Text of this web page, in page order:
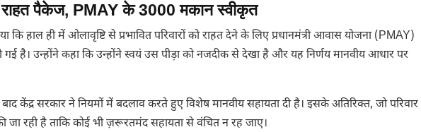
राहत पैकेज, PMAY के 3000 मकान स्वीकृत
हाल ही में ओलावृष्टि से प्रभावित परिवारों को राहत देने के लिए प्रधानमंत्री आवास योजना (PMAY)
है। उन्होंने कहा कि उन्होंने स्वयं उस पीड़ा को नजदीक से देखा है और यह निर्णय मानवीय आधार पर
केंद्र सरकार ने नियमों में बदलाव करते हुए विशेष मानवीय सहायता दी है। इसके अतिरिक्त, जो परिवार
जा रही है ताकि कोई भी ज़रूरतमंद सहायता से वंचित न रह जाए।